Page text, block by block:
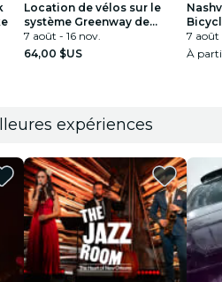
Location de vélos sur le
système Greenway de
Nashville
7 août - 16 nov.
64,00 $US
7 août
À
expériences